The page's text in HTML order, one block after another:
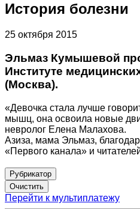
История болезни
25 октября 2015
Эльмаз Кумышевой
Институте
(Москва).
«Девочка стала лучше
мышц, она освоила новые
невролог Елена Малахова.
Азиза, мама Эльмаз,
«Первого канала» и
Рубрикатор
Перейти к мультиплатежу